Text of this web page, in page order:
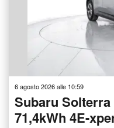
6 agosto 2026 alle 10:59
Subaru Solterra
71,4kWh 4E-